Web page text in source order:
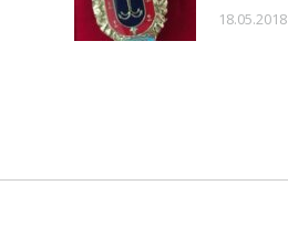
18.05.2018